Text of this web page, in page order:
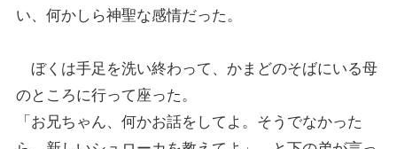
い、何かしら神聖な感情だった。
ぼくは手足を洗い終わって、かまどのそばにいる母
のところに行って座った。
「お兄ちゃん、何かお話をしてよ。そうでなかった